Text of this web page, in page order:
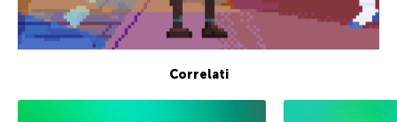
Correlati